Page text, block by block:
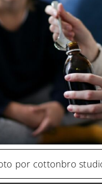
por cottonbro